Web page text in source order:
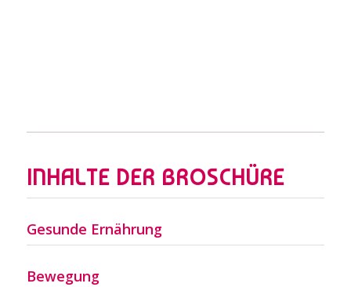
INHALTE DER BROSCHÜRE
Gesunde Ernährung
Bewegung